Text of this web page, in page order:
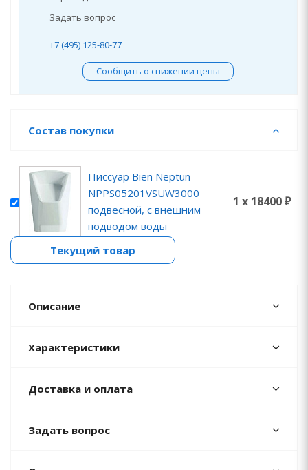
Задать вопрос
+7 (495) 125-80-77
Сообщить о снижении цены
Состав покупки
Писсуар Bien Neptun
NPPS05201VSUW3000
подвесной, с внешним
подводом воды
1 x 18400 ₽
Текущий товар
Описание
Характеристики
Доставка и оплата
Задать вопрос